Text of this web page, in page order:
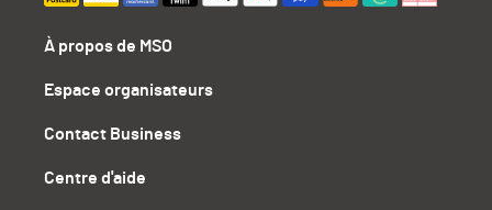
À propos de MSO
Espace organisateurs
Contact Business
Centre d'aide